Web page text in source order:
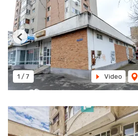
1 / 7 Video
Previous